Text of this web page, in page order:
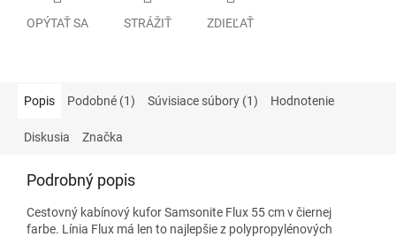
OPÝTAŤ SA STRÁŽIŤ ZDIEĽAŤ
Popis Podobné (1) Súvisiace súbory (1) Hodnotenie
Diskusia Značka
Podrobný popis
Cestovný kabínový kufor Samsonite Flux 55 cm v čiernej
farbe. Línia Flux má len to najlepšie z polypropylénových